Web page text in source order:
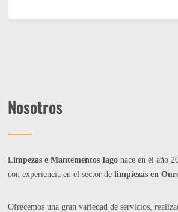
Nosotros
Limpezas e Mantementos Iago nace en el año
con experiencia en el sector delimpiezas en
Ofrecemos una gran variedad de servicios,